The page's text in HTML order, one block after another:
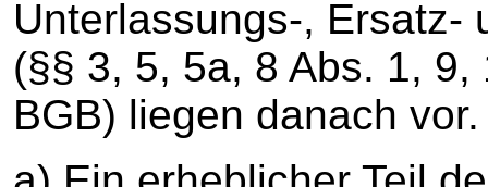
Unterlassungs-, Ersatz-
(§§ 3, 5, 5a, 8 Abs. 1,
BGB) liegen danach vor.